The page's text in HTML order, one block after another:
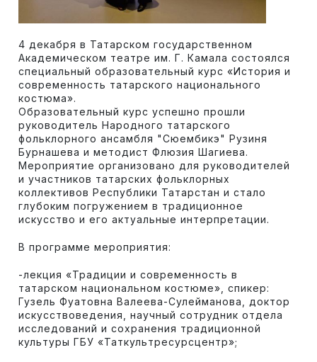
4 декабря в Татарском государственном
Академическом театре им. Г. Камала состоялся
специальный образовательный курс «История и
современность татарского национального
костюма».
Образовательный курс успешно прошли
руководитель Народного татарского
фольклорного ансамбля "Сюембикэ" Рузиня
Бурнашева и методист Флюзия Шагиева.
Мероприятие организовано для руководителей
и участников татарских фольклорных
коллективов Республики Татарстан и стало
глубоким погружением в традиционное
искусство и его актуальные интерпретации.
В программе мероприятия:
-лекция «Традиции и современность в
татарском национальном костюме», спикер:
Гузель Фуатовна Валеева-Сулейманова, доктор
искусствоведения, научный сотрудник отдела
исследований и сохранения традиционной
культуры ГБУ «Таткультресурсцентр»;